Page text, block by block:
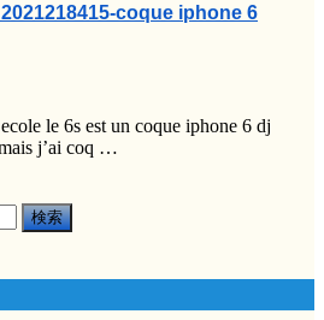
coque iphone 6
le 6s est un coque iphone 6 dj
j’ai coq …